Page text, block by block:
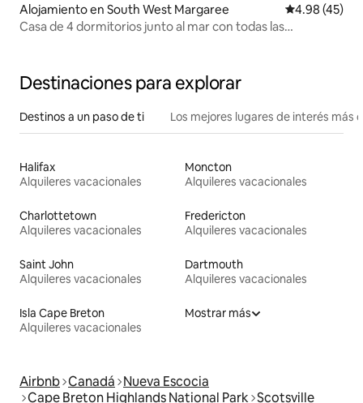
Alojamiento en South West Margaree Calificación
4.98 (45)
Casa de 4 dormitorios junto al mar con todas las
Destinaciones para explorar
Destinos a un paso de ti Los mejores lugares de interés más
Halifax
Alquileres vacacionales
Moncton
Alquileres vacacionales
Charlottetown
Alquileres vacacionales
Fredericton
Alquileres vacacionales
Saint John
Alquileres vacacionales
Dartmouth
Alquileres vacacionales
Isla Cape Breton
Alquileres vacacionales
Mostrar más
Airbnb Canadá Nueva Escocia
Cape Breton Highlands National Park Scotsville